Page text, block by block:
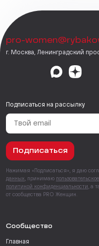
pro-
г. Москва, Ленинградский
Подписаться на рассылку
Подписаться
Нажимая «Подписаться», я даю
данных , принимаю
политикой конфиденциальности , а
от сообщества PRO Женщин.
Сообщество
Главная